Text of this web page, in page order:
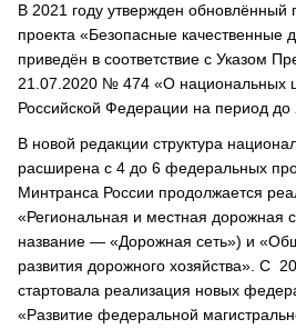
В 2021 году утвержден обновлённый
проекта «Безопасные качественные
приведён в соответствие с Указом
21.07.2020 № 474 «О национальных
Российской Федерации на период до
В новой редакции структура
расширена с 4 до 6 федеральных
Минтранса России продолжается
«Региональная и местная дорожная
название — «Дорожная сеть») и
развития дорожного хозяйства». С
стартовала реализация новых
«Развитие федеральной